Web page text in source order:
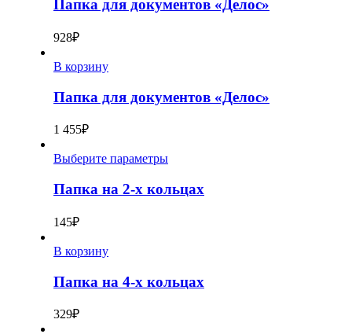
Папка для документов «Делос»
928₽
В корзину
Папка для документов «Делос»
1 455₽
Выберите параметры
Папка на 2-х кольцах
145₽
В корзину
Папка на 4-х кольцах
329₽